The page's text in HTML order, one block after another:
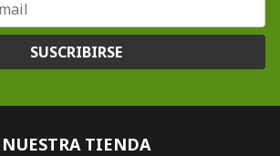
SUSCRIBIRSE
NUESTRA TIENDA